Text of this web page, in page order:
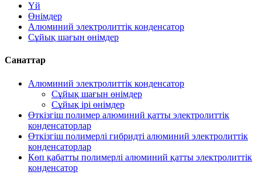
Үй
Өнімдер
Алюминий электролиттік конденсатор
Сұйық шағын өнімдер
Санаттар
Алюминий электролиттік конденсатор
Сұйық шағын өнімдер
Сұйық ірі өнімдер
Өткізгіш полимер алюминий қатты электролиттік
конденсаторлар
Өткізгіш полимерлі гибридті алюминий электролиттік
конденсаторлар
Көп қабатты полимерлі алюминий қатты электролиттік
конденсатор